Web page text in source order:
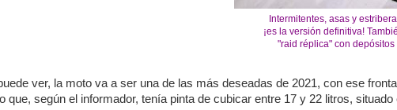
Intermitentes, asas y
¡es la versión definitiva!
"raid réplica" con
ver, la moto va a ser una de las más deseadas de 2021, con ese
que, según el informador, tenía pinta de cubicar entre 17 y 22 litros,